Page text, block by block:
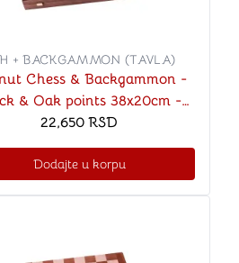
+ BACKGAMMON (TAVLA)
Chess & Backgammon -
& Oak points 38x20cm -
F43 CHESSMEN
22,650 RSD
Dodajte u korpu
za dodavanje stvari u kategoriju